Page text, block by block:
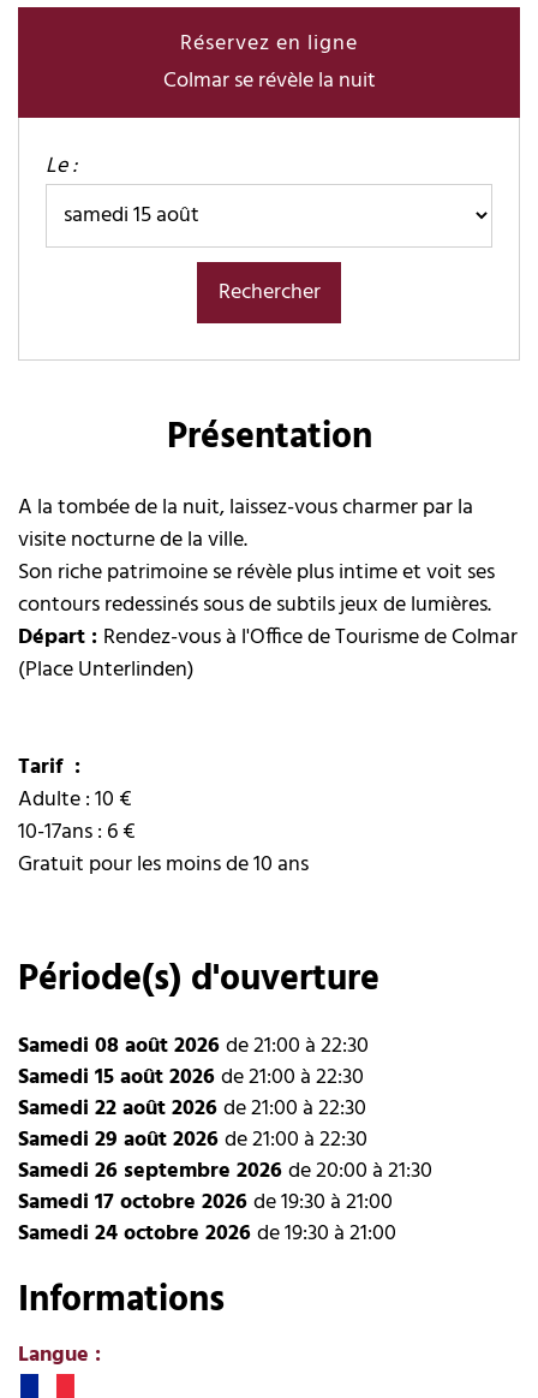
Réservez en ligne
Colmar se révèle la nuit
Le :
Présentation
A la tombée de la nuit, laissez-vous charmer par la
visite nocturne de la ville.
Son riche patrimoine se révèle plus intime et voit ses
contours redessinés sous de subtils jeux de lumières.
Départ : Rendez-vous à l'Office de Tourisme de Colmar
(Place Unterlinden)
Tarif :
Adulte : 10 €
10-17ans : 6 €
Gratuit pour les moins de 10 ans
Période(s) d'ouverture
Samedi 08 août 2026de 21:00 à 22:30
Samedi 15 août 2026de 21:00 à 22:30
Samedi 22 août 2026de 21:00 à 22:30
Samedi 29 août 2026de 21:00 à 22:30
Samedi 26 septembre 2026de 20:00 à 21:30
Samedi 17 octobre 2026de 19:30 à 21:00
Samedi 24 octobre 2026de 19:30 à 21:00
Informations
Langue :